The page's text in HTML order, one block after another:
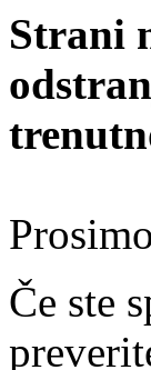
Strani
Če ste